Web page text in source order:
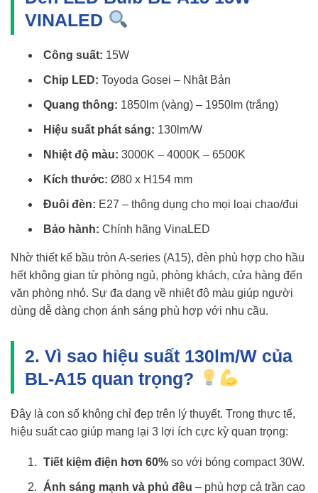
VINALED
Công suất: 15W
Chip LED: Toyoda Gosei – Nhật Bản
Quang thông: 1850lm (vàng) – 1950lm (trắng)
Hiệu suất phát sáng: 130lm/W
Nhiệt độ màu: 3000K – 4000K – 6500K
Kích thước: Ø80 x H154 mm
Đuôi đèn: E27 – thông dụng cho mọi loại chao/đui
Bảo hành: Chính hãng VinaLED
Nhờ thiết kế bầu tròn A-series (A15), đèn phù hợp cho hầu
hết không gian từ phòng ngủ, phòng khách, cửa hàng đến
văn phòng nhỏ. Sự đa dạng về nhiệt độ màu giúp người
dùng dễ dàng chọn ánh sáng phù hợp với nhu cầu.
2. Vì sao hiệu suất 130lm/W của
BL-A15 quan trọng?
Đây là con số không chỉ đẹp trên lý thuyết. Trong thực tế,
hiệu suất cao giúp mang lại 3 lợi ích cực kỳ quan trọng:
Tiết kiệm điện hơn 60%so với bóng compact 30W.
Ánh sáng mạnh và phủ đều – phù hợp cả trần cao